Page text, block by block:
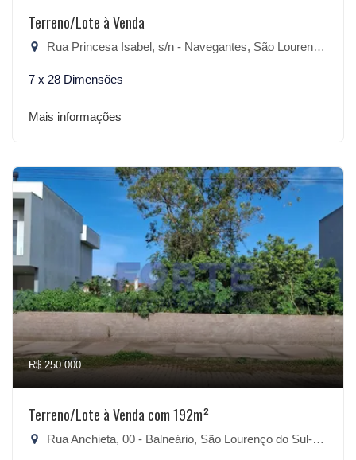
Terreno/Lote à Venda
Rua Princesa Isabel, s/n - Navegantes, São Lourenço do Sul-RS
7 x 28 Dimensões
Mais informações
R$ 250.000
Terreno/Lote à Venda com 192m²
Rua Anchieta, 00 - Balneário, São Lourenço do Sul-RS